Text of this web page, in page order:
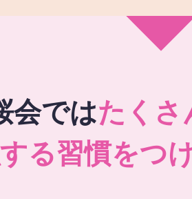
会ではたくさ
る習慣をつ